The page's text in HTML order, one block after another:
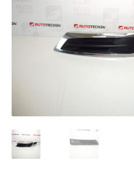
Pagamenti
Politica sulla riservatezza
Rimostranza